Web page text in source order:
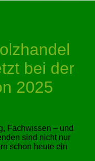
bei der
2025
Fachwissen – und
sind nicht nur
schon heute ein